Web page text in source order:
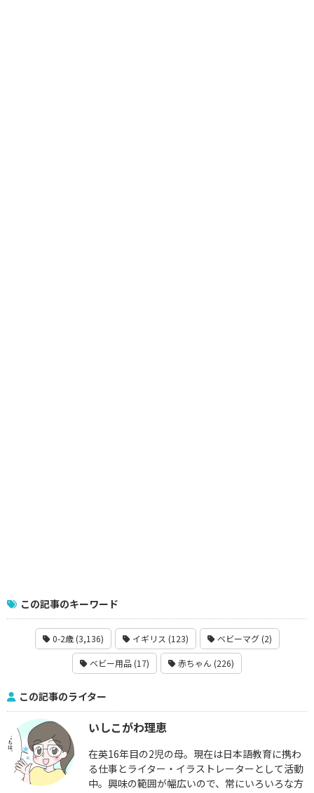
この記事のキーワード
0-2歳 (3,136) イギリス (123) ベビーマグ (2)
ベビー用品 (17) 赤ちゃん (226)
この記事のライター
いしこがわ理恵
在英16年目の2児の母。現在は日本語教育に携わ
る仕事とライター・イラストレーターとして活動
中。興味の範囲が幅広いので、常にいろいろな方